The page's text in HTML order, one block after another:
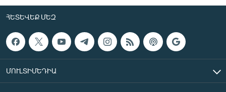
ՀԵՏԵՎԵՔ ՄԵԶ
ՄՈՒԼՏԻՄԵԴԻԱ